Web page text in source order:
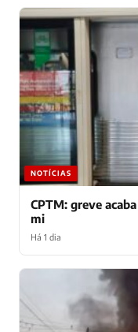
NOTÍCIAS
CPTM: greve
mi
Há 1 dia